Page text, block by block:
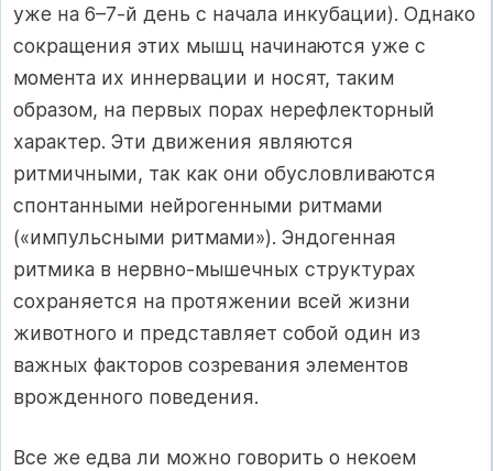
уже на 6–7-й день с начала инкубации). Однако
сокращения этих мышц начинаются уже с
момента их иннервации и носят, таким
образом, на первых порах нерефлекторный
характер. Эти движения являются
ритмичными, так как они обусловливаются
спонтанными нейрогенными ритмами
(«импульсными ритмами»). Эндогенная
ритмика в нервно-мышечных структурах
сохраняется на протяжении всей жизни
животного и представляет собой один из
важных факторов созревания элементов
врожденного поведения.
Все же едва ли можно говорить о некоем